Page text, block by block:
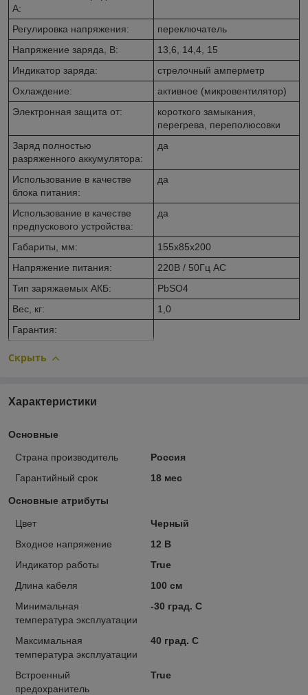
А:
Регулировка напряжения:
переключатель
Напряжение заряда, В:
13,6, 14,4, 15
Индикатор заряда:
стрелочный амперметр
Охлаждение:
активное (микровентилятор)
Электронная защита от:
короткого замыкания,
перегрева, переполюсовки
Заряд полностью
разряженного аккумулятора:
да
Использование в качестве
блока питания:
да
Использование в качестве
предпускового устройства:
да
Габариты, мм:
155x85x200
Напряжение питания:
220В / 50Гц AC
Тип заряжаемых АКБ:
PbSO4
Вес, кг:
1,0
Гарантия:
Скрыть
Характеристики
Основные
Страна производитель
Россия
Гарантийный срок
18 мес
Основные атрибуты
Цвет
Черный
Входное напряжение
12 В
Индикатор работы
True
Длина кабеля
100 см
Минимальная
температура эксплуатации
-30 град. C
Максимальная
температура эксплуатации
40 град. C
Встроенный
предохранитель
True